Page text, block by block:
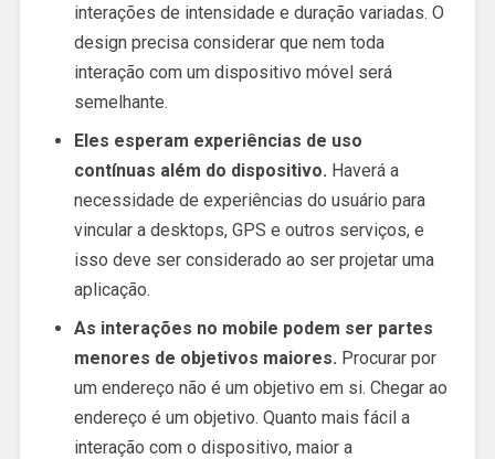
interações de intensidade e duração variadas. O
design precisa considerar que nem toda
interação com um dispositivo móvel será
semelhante.
Eles esperam experiências de uso
contínuas além do dispositivo. Haverá a
necessidade de experiências do usuário para
vincular a desktops, GPS e outros serviços, e
isso deve ser considerado ao ser projetar uma
aplicação.
As interações no mobile podem ser partes
menores de objetivos maiores. Procurar por
um endereço não é um objetivo em si. Chegar ao
endereço é um objetivo. Quanto mais fácil a
interação com o dispositivo, maior a